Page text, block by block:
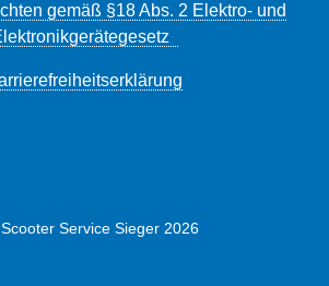
gemäß §18 Abs. 2 Elektro- und